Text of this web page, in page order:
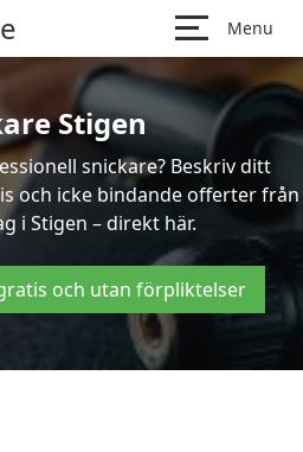
Menu
Stigen
snickare? Beskriv ditt
och icke bindande offerter från
i Stigen – direkt här.
och utan förpliktelser